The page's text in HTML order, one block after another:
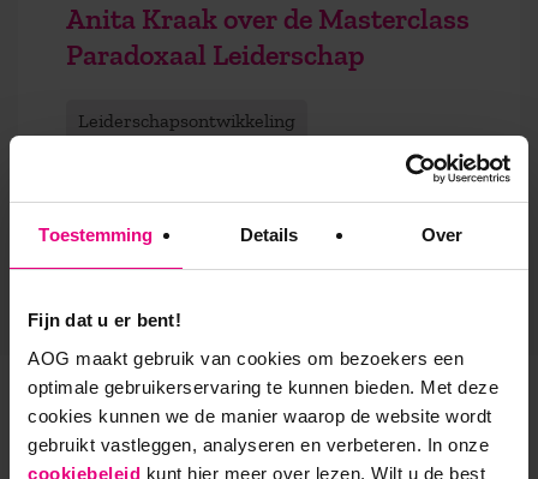
Toestemming Details Over
Fijn dat u er bent!
AOG maakt gebruik van cookies om bezoekers een
optimale gebruikerservaring te kunnen bieden. Met deze
cookies kunnen we de manier waarop de website wordt
gebruikt vastleggen, analyseren en verbeteren. In onze
cookiebeleid kunt hier meer over lezen. Wilt u de best
Anita Kraak over de Masterclass
Paradoxaal Leiderschap
Leiderschapsontwikkeling
Deze opleidingen starten